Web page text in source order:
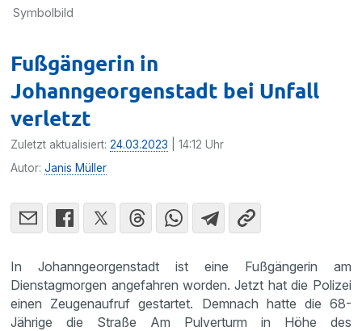
Symbolbild
Fußgängerin in
Johanngeorgenstadt bei Unfall
verletzt
Zuletzt aktualisiert:24.03.2023 | 14:12 Uhr
Autor:Janis Müller
In Johanngeorgenstadt ist eine Fußgängerin am
Dienstagmorgen angefahren worden. Jetzt hat die Polizei
einen Zeugenaufruf gestartet. Demnach hatte die 68-
Jährige die Straße Am Pulverturm in Höhe des